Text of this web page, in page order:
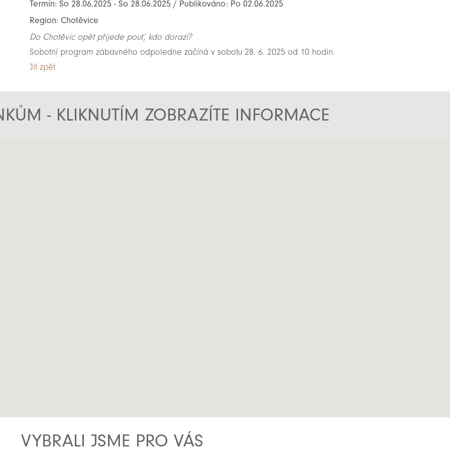
Termín: So 28.06.2025 - So 28.06.2025 / Publikováno: Po 02.06.2025
Region: Chotěvice
Do Chotěvic opět přijede pouť️, kdo dorazí?
Sobotní program zábavného odpoledne začíná v sobotu 28. 6. 2025 od 10 hodin.
Jít zpět
- KLIKNUTÍM ZOBRAZÍTE INFORMACE
VYBRALI JSME PRO VÁS